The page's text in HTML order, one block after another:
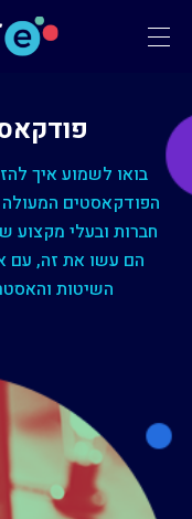
תפריט
בואו לשמוע איך
הפודקאסטים המעולה
חברות ובעלי מקצוע
הם עשו את זה, עם
השיטות